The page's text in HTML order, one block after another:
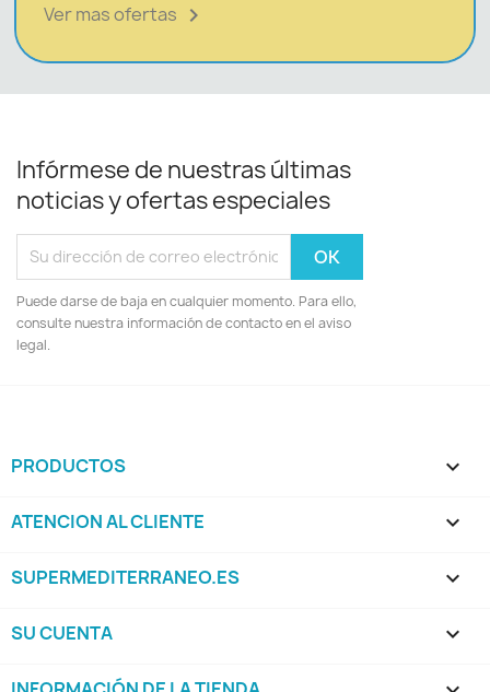
Ver mas ofertas 
Infórmese de nuestras últimas
noticias y ofertas especiales
Puede darse de baja en cualquier momento. Para ello,
consulte nuestra información de contacto en el aviso
legal.
PRODUCTOS 
ATENCION AL CLIENTE 
SUPERMEDITERRANEO.ES 
SU CUENTA 